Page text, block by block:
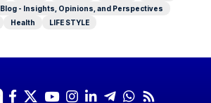
Blog - Insights, Opinions, and Perspectives
Health LIFE STYLE